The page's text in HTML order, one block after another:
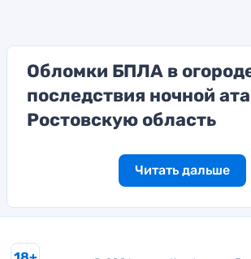
Обломки БПЛА в
последствия ночной
Ростовскую область
Читать дальше